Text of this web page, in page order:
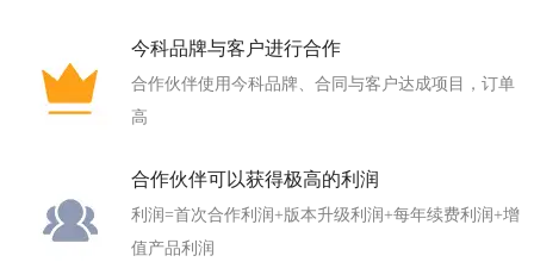
今科品牌与客户进行合作
合作伙伴使用今科品牌、合同与客户达成项目，订单
高
合作伙伴可以获得极高的利润
利润=首次合作利润+版本升级利润+每年续费利润+增
值产品利润